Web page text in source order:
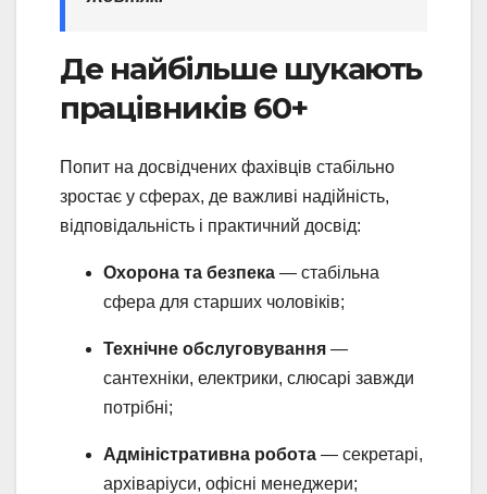
Де найбільше шукають
працівників 60+
Попит на досвідчених фахівців стабільно
зростає у сферах, де важливі надійність,
відповідальність і практичний досвід:
Охорона та безпека — стабільна
сфера для старших чоловіків;
Технічне обслуговування —
сантехніки, електрики, слюсарі завжди
потрібні;
Адміністративна робота — секретарі,
архіваріуси, офісні менеджери;